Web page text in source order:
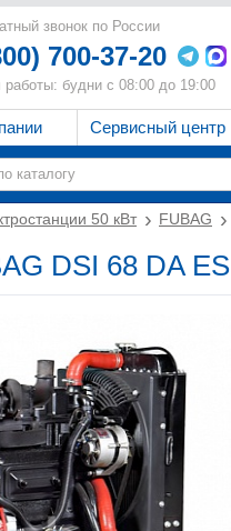
звонок по России
700-37-20
работы: будни с 08:00 до 19:00
Сервисный центр
50 кВт FUBAG
DSI 68 DA ES